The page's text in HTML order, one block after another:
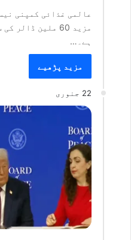
مزید 60 ملین
ہے۔…
مزید پڑھیے
22 جنوری